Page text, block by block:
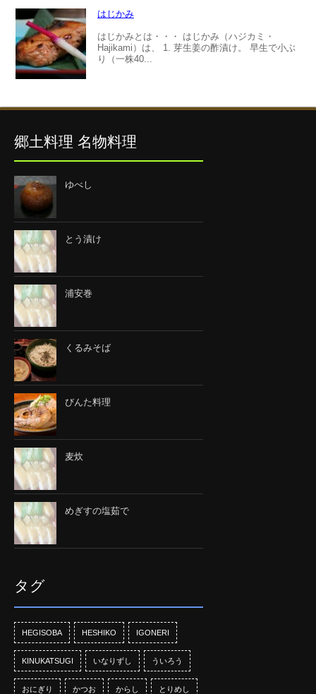
はじかみ
はじかみとは・・・ はじかみ（ハジカミ・
Hajikami）は、 1. 芽生姜の酢漬け。 早生で小ぶ
り（一株40...
郷土料理 名物料理
ゆべし
とう漬け
浦安巻
くるみそば
びんた料理
麦炊
めぎすの塩茹で
タグ
HEGISOBA HESHIKO IGONERI
KINUKATSUGI いなりずし ういろう
おにぎり かつお からし とりめし